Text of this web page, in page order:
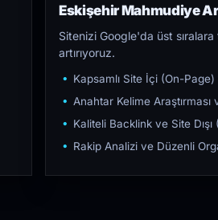
Eskişehir Mahmudiye
Sitenizi Google'da üst sıralara
artırıyoruz.
Kapsamlı Site İçi (On-
Anahtar Kelime
Kaliteli Backlink ve Site
Rakip Analizi ve Düzenli